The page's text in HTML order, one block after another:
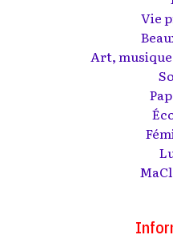
Vie
Art,